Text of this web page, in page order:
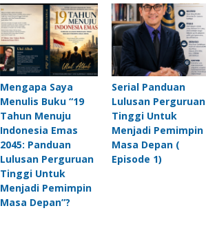
Mengapa Saya
Menulis Buku “19
Tahun Menuju
Indonesia Emas
2045: Panduan
Lulusan Perguruan
Tinggi Untuk
Menjadi Pemimpin
Masa Depan”?
Serial Panduan
Lulusan Perguruan
Tinggi Untuk
Menjadi Pemimpin
Masa Depan (
Episode 1)